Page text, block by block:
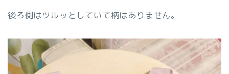
後ろ側はツルッとしていて柄はありません。